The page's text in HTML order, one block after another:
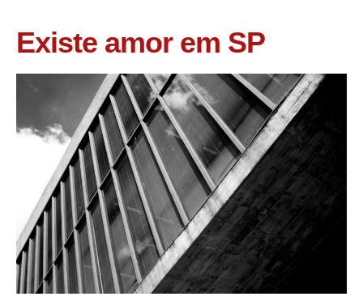
Existe amor em SP